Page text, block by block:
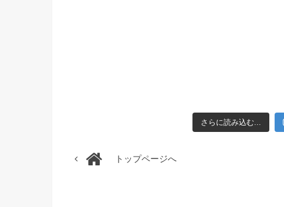
さらに読み込む...
トップページへ